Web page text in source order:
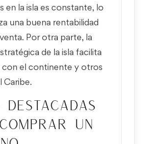
en la isla es constante, lo
una buena rentabilidad
Por otra parte, la
de la isla facilita
con el continente y otros
Caribe.
destacadas
un